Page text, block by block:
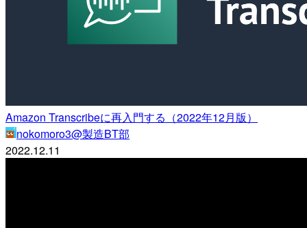
Amazon Transcribeに再入門する（2022年12月版）
nokomoro3@製造BT部
2022.12.11